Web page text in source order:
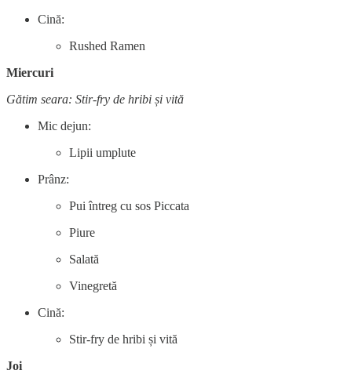
Cină:
Rushed Ramen
Miercuri
Gătim seara: Stir-fry de hribi și vită
Mic dejun:
Lipii umplute
Prânz:
Pui întreg cu sos Piccata
Piure
Salată
Vinegretă
Cină:
Stir-fry de hribi și vită
Joi